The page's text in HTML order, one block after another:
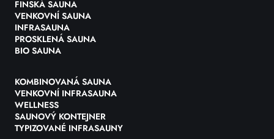
FINSKÁ SAUNA
VENKOVNÍ SAUNA
INFRASAUNA
PROSKLENÁ SAUNA
BIO SAUNA
KOMBINOVANÁ SAUNA
VENKOVNÍ INFRASAUNA
WELLNESS
SAUNOVÝ KONTEJNER
TYPIZOVANÉ INFRASAUNY